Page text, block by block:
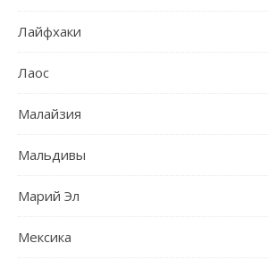
Лайфхаки
Лаос
Малайзия
Мальдивы
Марий Эл
Мексика